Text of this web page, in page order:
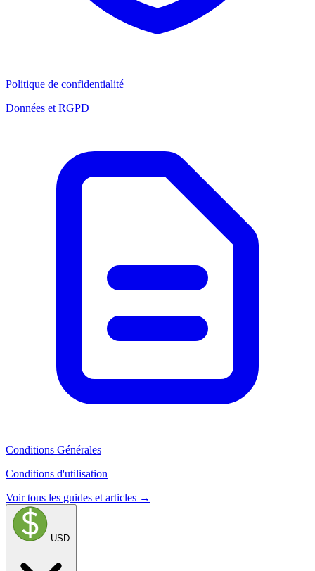
Politique de confidentialité
Données et RGPD
Conditions Générales
Conditions d'utilisation
Voir tous les guides et articles →
USD